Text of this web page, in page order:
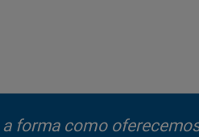
forma como